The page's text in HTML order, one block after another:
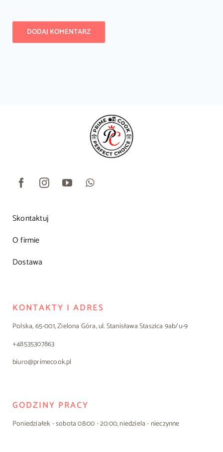
Skontaktuj
O firmie
Dostawa
KONTAKTY I ADRES
Polska, 65-001, Zielona Góra, ul. Stanisława Staszica 9ab/u-9
+48535307863
biuro@primecook.pl
GODZINY PRACY
Poniedziałek - sobota 08:00 - 20:00, niedziela - nieczynne